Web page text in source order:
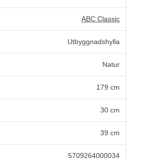
ABC Classic
Utbyggnadshylla
Natur
179 cm
30 cm
39 cm
5709264000034